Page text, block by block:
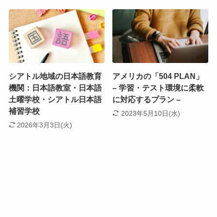
シアトル地域の日本語教育
機関：日本語教室・日本語
土曜学校・シアトル日本語
補習学校
2026年3月3日(火)
アメリカの「504 PLAN」
– 学習・テスト環境に柔軟
に対応するプラン –
2023年5月10日(水)